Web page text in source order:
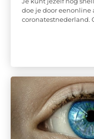
doe je door eenonline
coronatestnederland.